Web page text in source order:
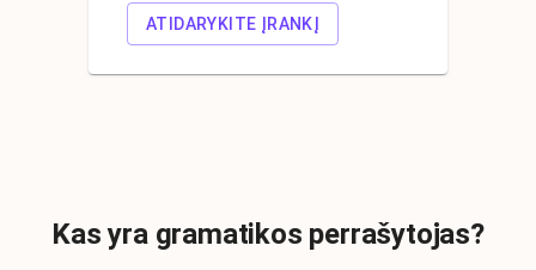
ATIDARYKITE ĮRANKĮ
Kas yra gramatikos perrašytojas?